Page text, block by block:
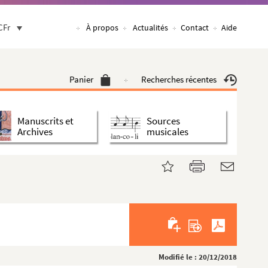
À propos Actualités Contact Aide
Panier Recherches récentes
Manuscrits et
Archives
Sources
musicales
Modifié le : 20/12/2018